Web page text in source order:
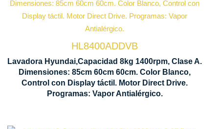
HL8400ADDVB
Lavadora Hyundai,Capacidad 8kg 1400rpm, Clase A.
Dimensiones: 85cm 60cm 60cm. Color Blanco,
Control con Display táctil. Motor Direct Drive.
Programas: Vapor Antialérgico.
Motor Direct Drive
850 x 600 x 600